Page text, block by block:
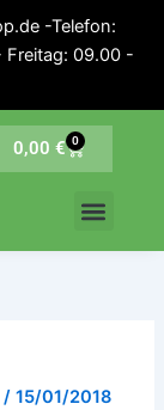
-Telefon:
09.00 -
0,00 € 0
Warenkorb
/15/01/2018